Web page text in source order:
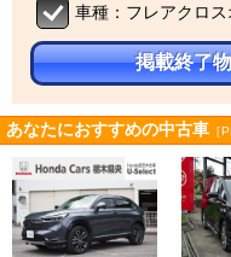
車種：フレアクロス
掲載終了
あなたにおすすめの中古車 ［